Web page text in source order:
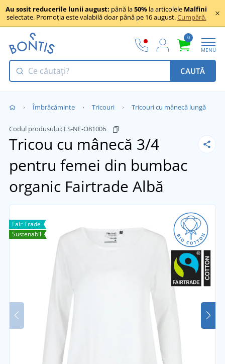
Au sosit reducerile lunii august: până la50% la articolele Malfini
selectate. Promoția este valabilă doar până pe 16 august.Cumpără.
0
MENU
CAUTĂ
Îmbrăcăminte Tricouri Tricouri cu mânecă lungă
Codul produsului: LS-NE-O81006
Tricou cu mânecă 3/4
pentru femei din bumbac
organic Fairtrade Albă
Fair Trade
Sustenabil